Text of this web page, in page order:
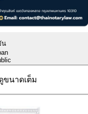
น
ขนาดเต็ม